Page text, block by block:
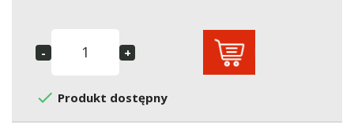
 Produkt dostępny